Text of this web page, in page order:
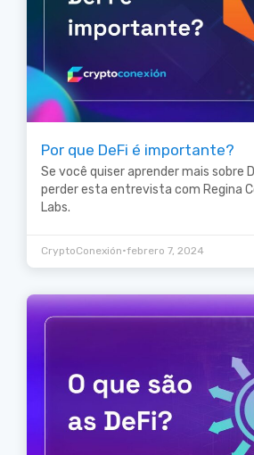
Por que DeFi é importante?
Se você quiser aprender mais sobre
perder esta entrevista com Regina
Labs.
CryptoConexión•febrero 7, 2024